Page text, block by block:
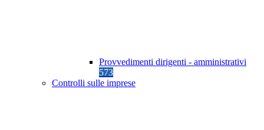
Provvedimenti dirigenti - amministrativi
573
Controlli sulle imprese